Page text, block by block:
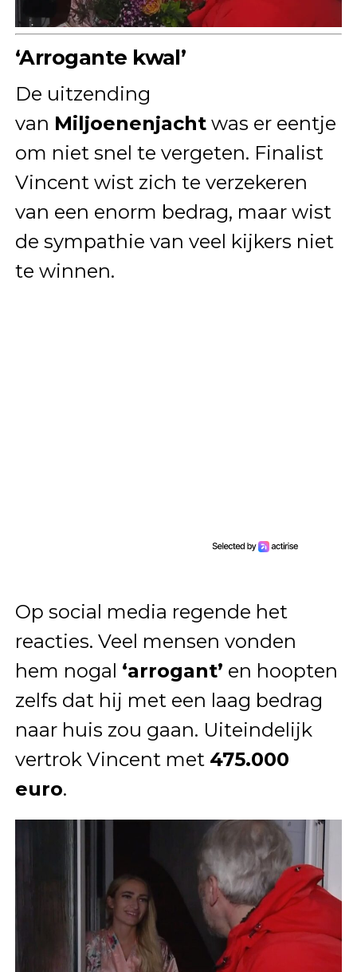
‘Arrogante kwal’
De uitzending
van Miljoenenjachtwas er eentje
om niet snel te vergeten. Finalist
Vincent wist zich te verzekeren
van een enorm bedrag, maar wist
de sympathie van veel kijkers niet
te winnen.
Op social media regende het
reacties. Veel mensen vonden
hem nogal ‘arrogant’ en hoopten
zelfs dat hij met een laag bedrag
naar huis zou gaan. Uiteindelijk
vertrok Vincent met 475.000
euro.